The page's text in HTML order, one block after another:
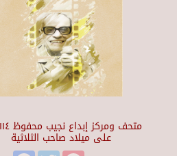
على ميلاد صاحب الثلاثية